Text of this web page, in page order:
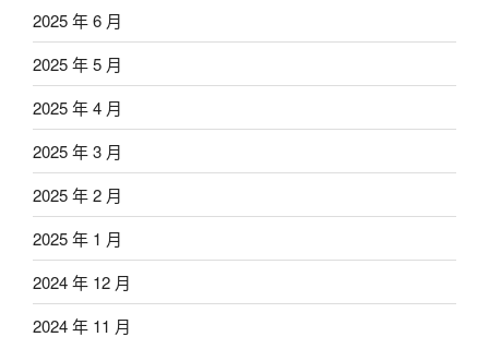
2025 年 6 月
2025 年 5 月
2025 年 4 月
2025 年 3 月
2025 年 2 月
2025 年 1 月
2024 年 12 月
2024 年 11 月